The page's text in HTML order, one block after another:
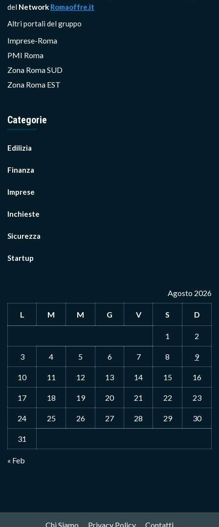
del Network Romaoffre.it
Altri portali del gruppo
Imprese-Roma
PMI Roma
Zona Roma SUD
Zona Roma EST
Categorie
Edilizia
Finanza
Imprese
Inchieste
Sicurezza
Startup
Agosto 2026
L M M G V S D
1 2
3 4 5 6 7 8 9
10 11 12 13 14 15 16
17 18 19 20 21 22 23
24 25 26 27 28 29 30
31
« Feb
Chi Siamo Privacy Policy Contatti